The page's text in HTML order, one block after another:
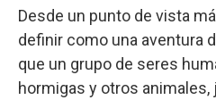
Desde un punto de vista
definir como una aventura
que un grupo de seres
hormigas y otros